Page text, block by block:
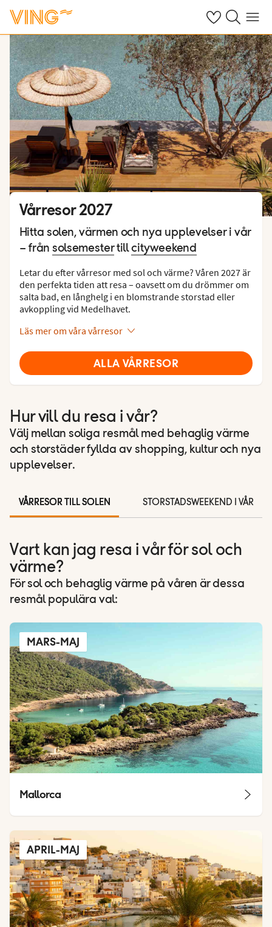
Se dinaSök på ving.se
Meny
Vårresor 2027
Hitta solen, värmen och nya upplevelser i vår
– från solsemestertillcityweekend
Letar du efter vårresor med sol och värme? Våren 2027 är
den perfekta tiden att resa – oavsett om du drömmer om
salta bad, en långhelg i en blomstrande storstad eller
avkoppling vid Medelhavet.
Läs mer om våra vårresor
ALLA VÅRRESOR
Hur vill du resa i vår?
Välj mellan soliga resmål med behaglig värme
och storstäder fyllda av shopping, kultur och nya
upplevelser.
VÅRRESOR TILL SOLEN STORSTADSWEEKEND I VÅR
Vart kan jag resa i vår för sol och
värme?
För sol och behaglig värme på våren är dessa
resmål populära val:
MARS-MAJ
Mallorca
APRIL-MAJ